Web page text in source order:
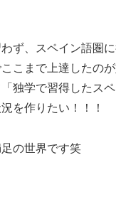
ず、スペイン語圏
こまで上達したの
独学で習得したス
を作りたい！！！
の世界です笑